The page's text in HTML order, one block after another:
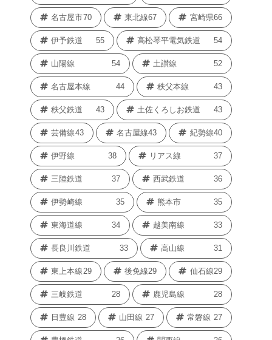
名古屋市70 東北線67 宮崎県66
伊予鉄道 55 高松琴平電気鉄道 54
山陽線 54 土讃線 52
名古屋本線 44 秩父本線 43
秩父鉄道 43 土佐くろしお鉄道 43
芸備線43 名古屋線43 紀勢線40
伊野線 38 リアス線 37
三陸鉄道 37 西武鉄道 36
伊勢崎線 35 熊本市 35
東海道線 34 越美南線 33
長良川鉄道 33 高山線 31
東上本線29 後免線29 仙石線29
三岐鉄道 28 鹿児島線 28
日豊線 28 山田線 27 常磐線 27